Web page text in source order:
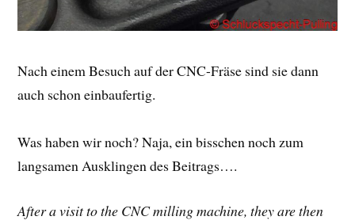
Nach einem Besuch auf der CNC-Fräse sind sie dann
auch schon einbaufertig.
Was haben wir noch? Naja, ein bisschen noch zum
langsamen Ausklingen des Beitrags….
After a visit to the CNC milling machine, they are then